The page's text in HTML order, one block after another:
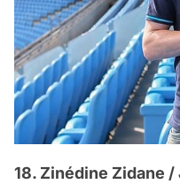
18. Zinédine Zidane